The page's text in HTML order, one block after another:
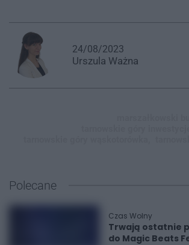
24/08/2023
Urszula Ważna
Polecane
Czas Wolny
Trwają ostatnie
do Magic Beats